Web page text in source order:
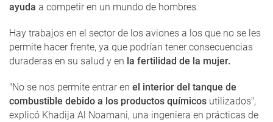
ayuda a competir en un mundo de hombres.
Hay trabajos en el sector de los aviones a los que no se les
permite hacer frente, ya que podrían tener consecuencias
duraderas en su salud y en la fertilidad de la mujer.
"No se nos permite entrar en el interior del tanque de
combustible debido a los productos químicos utilizados",
explicó Khadija Al Noamani, una ingeniera en prácticas de